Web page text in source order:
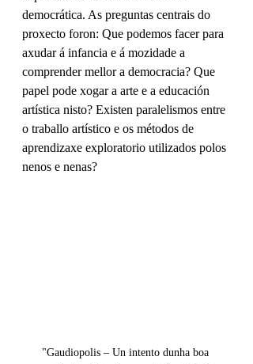
democrática. As preguntas centrais do
proxecto foron: Que podemos facer para
axudar á infancia e á mozidade a
comprender mellor a democracia? Que
papel pode xogar a arte e a educación
artística nisto? Existen paralelismos entre
o traballo artístico e os métodos de
aprendizaxe exploratorio utilizados polos
nenos e nenas?
"Gaudiopolis – Un intento dunha boa